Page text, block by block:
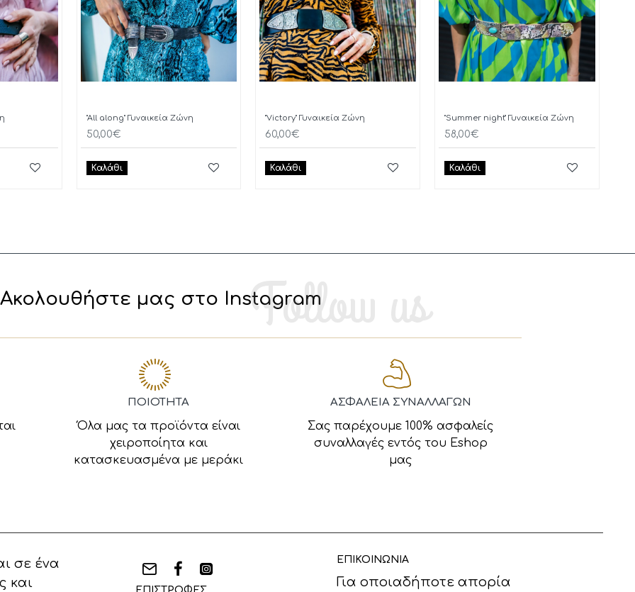
"All along" Γυναικεία Ζώνη
50,00€
Καλάθι
"Victory" Γυναικεία Ζώνη
60,00€
Καλάθι
"Summer night" Γυναικεία Ζώνη
58,00€
Καλάθι
Ακολουθήστε μας στο Instagram
ΠΟΙΟΤΗΤΑ
Όλα μας τα προϊόντα είναι
χειροποίητα και
κατασκευασμένα με μεράκι
ΑΣΦΑΛΕΙΑ ΣΥΝΑΛΛΑΓΩΝ
Σας παρέχουμε 100% ασφαλείς
συναλλαγές εντός του Eshop
μας
σε ένα
και
ΕΠΙΚΟΙΝΩΝΙΑ
Για οποιαδήποτε απορία